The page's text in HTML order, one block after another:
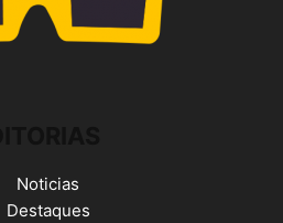
Noticias
Destaques